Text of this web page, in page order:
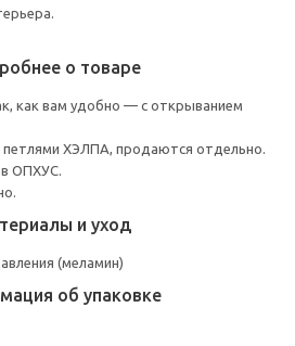
о товаре
как вам удобно — с открыванием
ХЭЛПА, продаются отдельно.
ОПХУС.
и уход
(меламин)
об упаковке